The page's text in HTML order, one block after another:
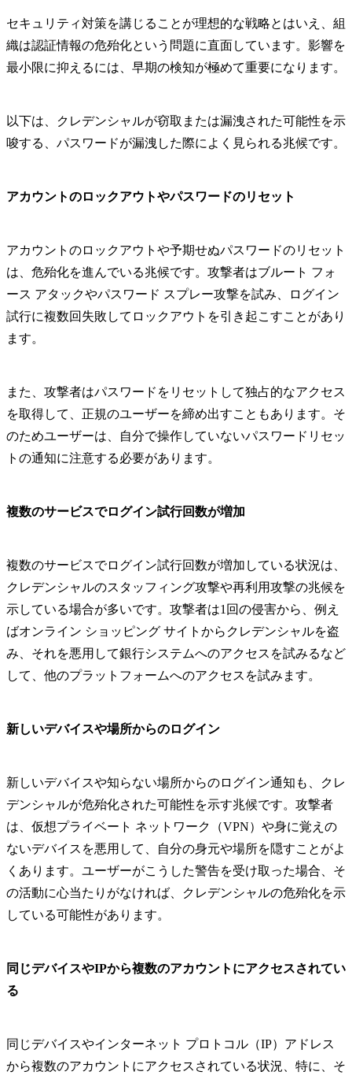
セキュリティ対策を講じることが理想的な戦略とはいえ、組
織は認証情報の危殆化という問題に直面しています。影響を
最小限に抑えるには、早期の検知が極めて重要になります。
以下は、クレデンシャルが窃取または漏洩された可能性を示
唆する、パスワードが漏洩した際によく見られる兆候です。
アカウントのロックアウトやパスワードのリセット
アカウントのロックアウトや予期せぬパスワードのリセット
は、危殆化を進んでいる兆候です。攻撃者はブルート フォ
ース アタックやパスワード スプレー攻撃を試み、ログイン
試行に複数回失敗してロックアウトを引き起こすことがあり
ます。
また、攻撃者はパスワードをリセットして独占的なアクセス
を取得して、正規のユーザーを締め出すこともあります。そ
のためユーザーは、自分で操作していないパスワードリセッ
トの通知に注意する必要があります。
複数のサービスでログイン試行回数が増加
複数のサービスでログイン試行回数が増加している状況は、
クレデンシャルのスタッフィング攻撃や再利用攻撃の兆候を
示している場合が多いです。攻撃者は1回の侵害から、例え
ばオンライン ショッピング サイトからクレデンシャルを盗
み、それを悪用して銀行システムへのアクセスを試みるなど
して、他のプラットフォームへのアクセスを試みます。
新しいデバイスや場所からのログイン
新しいデバイスや知らない場所からのログイン通知も、クレ
デンシャルが危殆化された可能性を示す兆候です。攻撃者
は、仮想プライベート ネットワーク（VPN）や身に覚えの
ないデバイスを悪用して、自分の身元や場所を隠すことがよ
くあります。ユーザーがこうした警告を受け取った場合、そ
の活動に心当たりがなければ、クレデンシャルの危殆化を示
している可能性があります。
同じデバイスやIPから複数のアカウントにアクセスされてい
る
同じデバイスやインターネット プロトコル（IP）アドレス
から複数のアカウントにアクセスされている状況、特に、そ